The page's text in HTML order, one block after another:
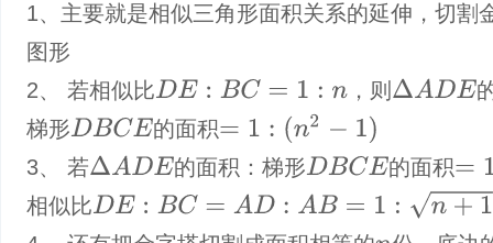
1、主要就是相似三角形面积关系的延伸，切割
图形
2、 若相似比 DE: BC = n ，则 ΔA DE
梯形 DBCE 的面积 n −1 )
3、 若 ΔA DE 的面积：梯形 DBCE 的面积=1: n
相似比 DE: BC = D:AB=